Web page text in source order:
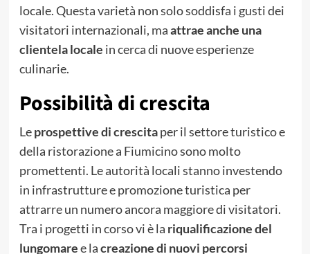
locale. Questa varietà non solo soddisfa i gusti dei
visitatori internazionali, maattrae anche una
clientela locale in cerca di nuove esperienze
culinarie.
Possibilità di crescita
Leprospettive di crescitaper il settore turistico e
della ristorazione a Fiumicino sono molto
promettenti. Le autorità locali stanno investendo
in infrastrutture e promozione turistica per
attrarre un numero ancora maggiore di visitatori.
Tra i progetti in corso vi è la riqualificazione del
lungomaree lacreazione di nuovi percorsi